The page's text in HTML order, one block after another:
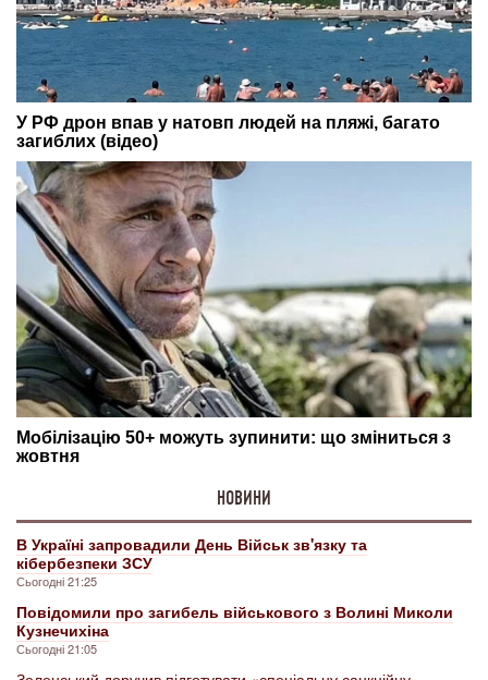
НОВИНИ
В Україні запровадили День Військ зв'язку та
кібербезпеки ЗСУ
Сьогодні 21:25
Повідомили про загибель військового з Волині Миколи
Кузнечихіна
Сьогодні 21:05